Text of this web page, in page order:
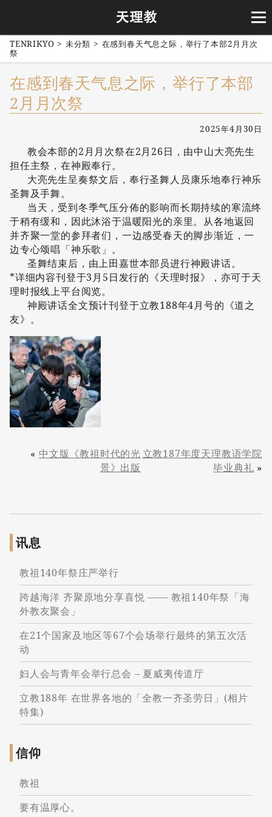
TENRIKYO > 未分類 > 在感到春天气息之际，举行了本部2月月次
祭
在感到春天气息之际，举行了本部
2月月次祭
2025年4月30日
教会本部的2月月次祭在2月26日，由中山大亮先生
担任主祭，在神殿奉行。
大亮先生呈奏祭文后，奉行圣舞人员康乐地奉行神乐
圣舞及手舞。
当天，受到冬季气压分佈的影响而长期持续的寒流终
于稍有缓和，因此沐浴于温暖阳光的亲里。从各地返回
并齐聚一堂的参拜者们，一边感受春天的脚步渐近，一
边专心颂唱「神乐歌」。
圣舞结束后，由上田嘉世本部员进行神殿讲话。
*详细内容刊登于3月5日发行的《天理时报》，亦可于天
理时报线上平台阅览。
神殿讲话全文预计刊登于立教188年4月号的《道之
友》。
« 中文版《教祖时代的光
景》出版
立教187年度天理教语学院
毕业典礼 »
讯息
教祖140年祭庄严举行
跨越海洋 齐聚原地分享喜悦 —— 教祖140年祭「海
外教友聚会」
在21个国家及地区等67个会场举行最终的第五次活
动
妇人会与青年会举行总会 – 夏威夷传道厅
立教188年 在世界各地的「全教一齐圣劳日」(相片
特集)
信仰
教祖
要有温厚心。